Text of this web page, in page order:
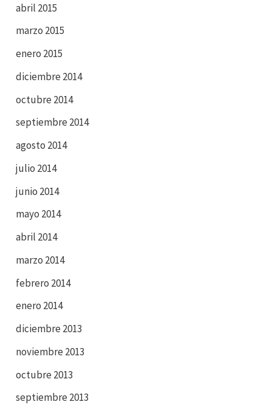
abril 2015
marzo 2015
enero 2015
diciembre 2014
octubre 2014
septiembre 2014
agosto 2014
julio 2014
junio 2014
mayo 2014
abril 2014
marzo 2014
febrero 2014
enero 2014
diciembre 2013
noviembre 2013
octubre 2013
septiembre 2013